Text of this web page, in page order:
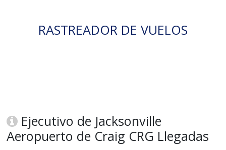
RASTREADOR DE VUELOS
Ejecutivo de Jacksonville
Aeropuerto de Craig CRG Llegadas